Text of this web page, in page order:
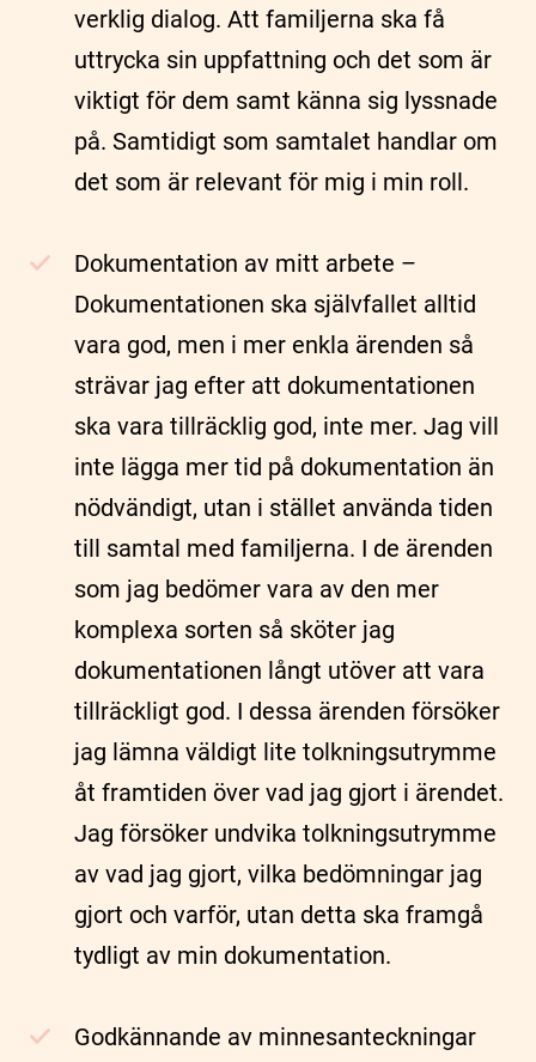
verklig dialog. Att familjerna ska få
uttrycka sin uppfattning och det som är
viktigt för dem samt känna sig lyssnade
på. Samtidigt som samtalet handlar om
det som är relevant för mig i min roll.
Dokumentation av mitt arbete –
Dokumentationen ska självfallet alltid
vara god, men i mer enkla ärenden så
strävar jag efter att dokumentationen
ska vara tillräcklig god, inte mer. Jag vill
inte lägga mer tid på dokumentation än
nödvändigt, utan i stället använda tiden
till samtal med familjerna. I de ärenden
som jag bedömer vara av den mer
komplexa sorten så sköter jag
dokumentationen långt utöver att vara
tillräckligt god. I dessa ärenden försöker
jag lämna väldigt lite tolkningsutrymme
åt framtiden över vad jag gjort i ärendet.
Jag försöker undvika tolkningsutrymme
av vad jag gjort, vilka bedömningar jag
gjort och varför, utan detta ska framgå
tydligt av min dokumentation.
Godkännande av minnesanteckningar